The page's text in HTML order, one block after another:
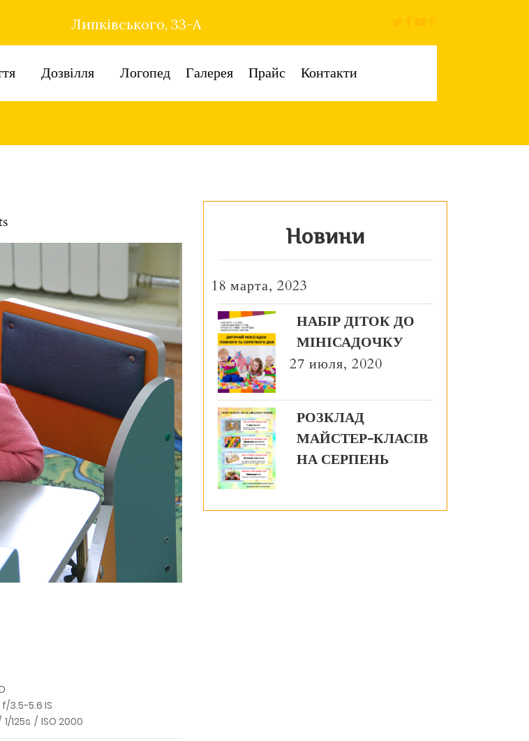
Липківського, 33-А
Дозвілля Логопед Галерея Прайс Контакти
3.5-5.6 IS
1/125s / ISO 2000
Новини
18 марта, 2023
НАБІР ДІТОК ДО
МІНІСАДОЧКУ
27 июля, 2020
РОЗКЛАД
МАЙСТЕР-КЛАСІВ
НА СЕРПЕНЬ